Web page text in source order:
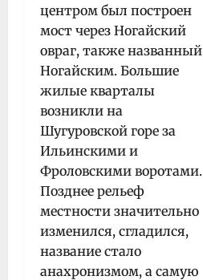
центром был построен
мост через Ногайский
овраг, также названный
Ногайским. Большие
жилые кварталы
возникли на
Шугуровской горе за
Ильинскими и
Фроловскими воротами.
Позднее рельеф
местности значительно
изменился, сгладился,
название стало
анахронизмом, а самую